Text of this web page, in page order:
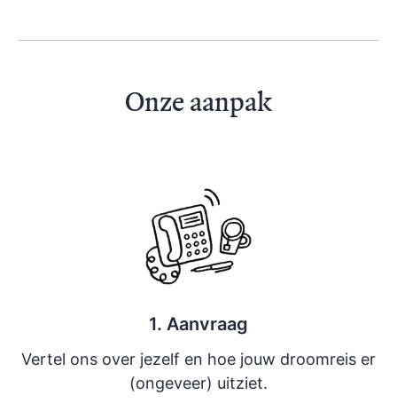
Onze aanpak
1. Aanvraag
Vertel ons over jezelf en hoe jouw droomreis er
(ongeveer) uitziet.